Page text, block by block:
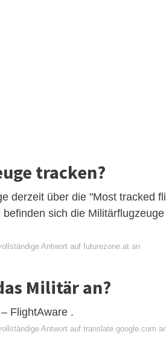
tracken?
derzeit über die "Most tracked
sich die
Antwort auf futurezone.at an
Militär an?
FlightAware .
Antwort auf translate.google.com